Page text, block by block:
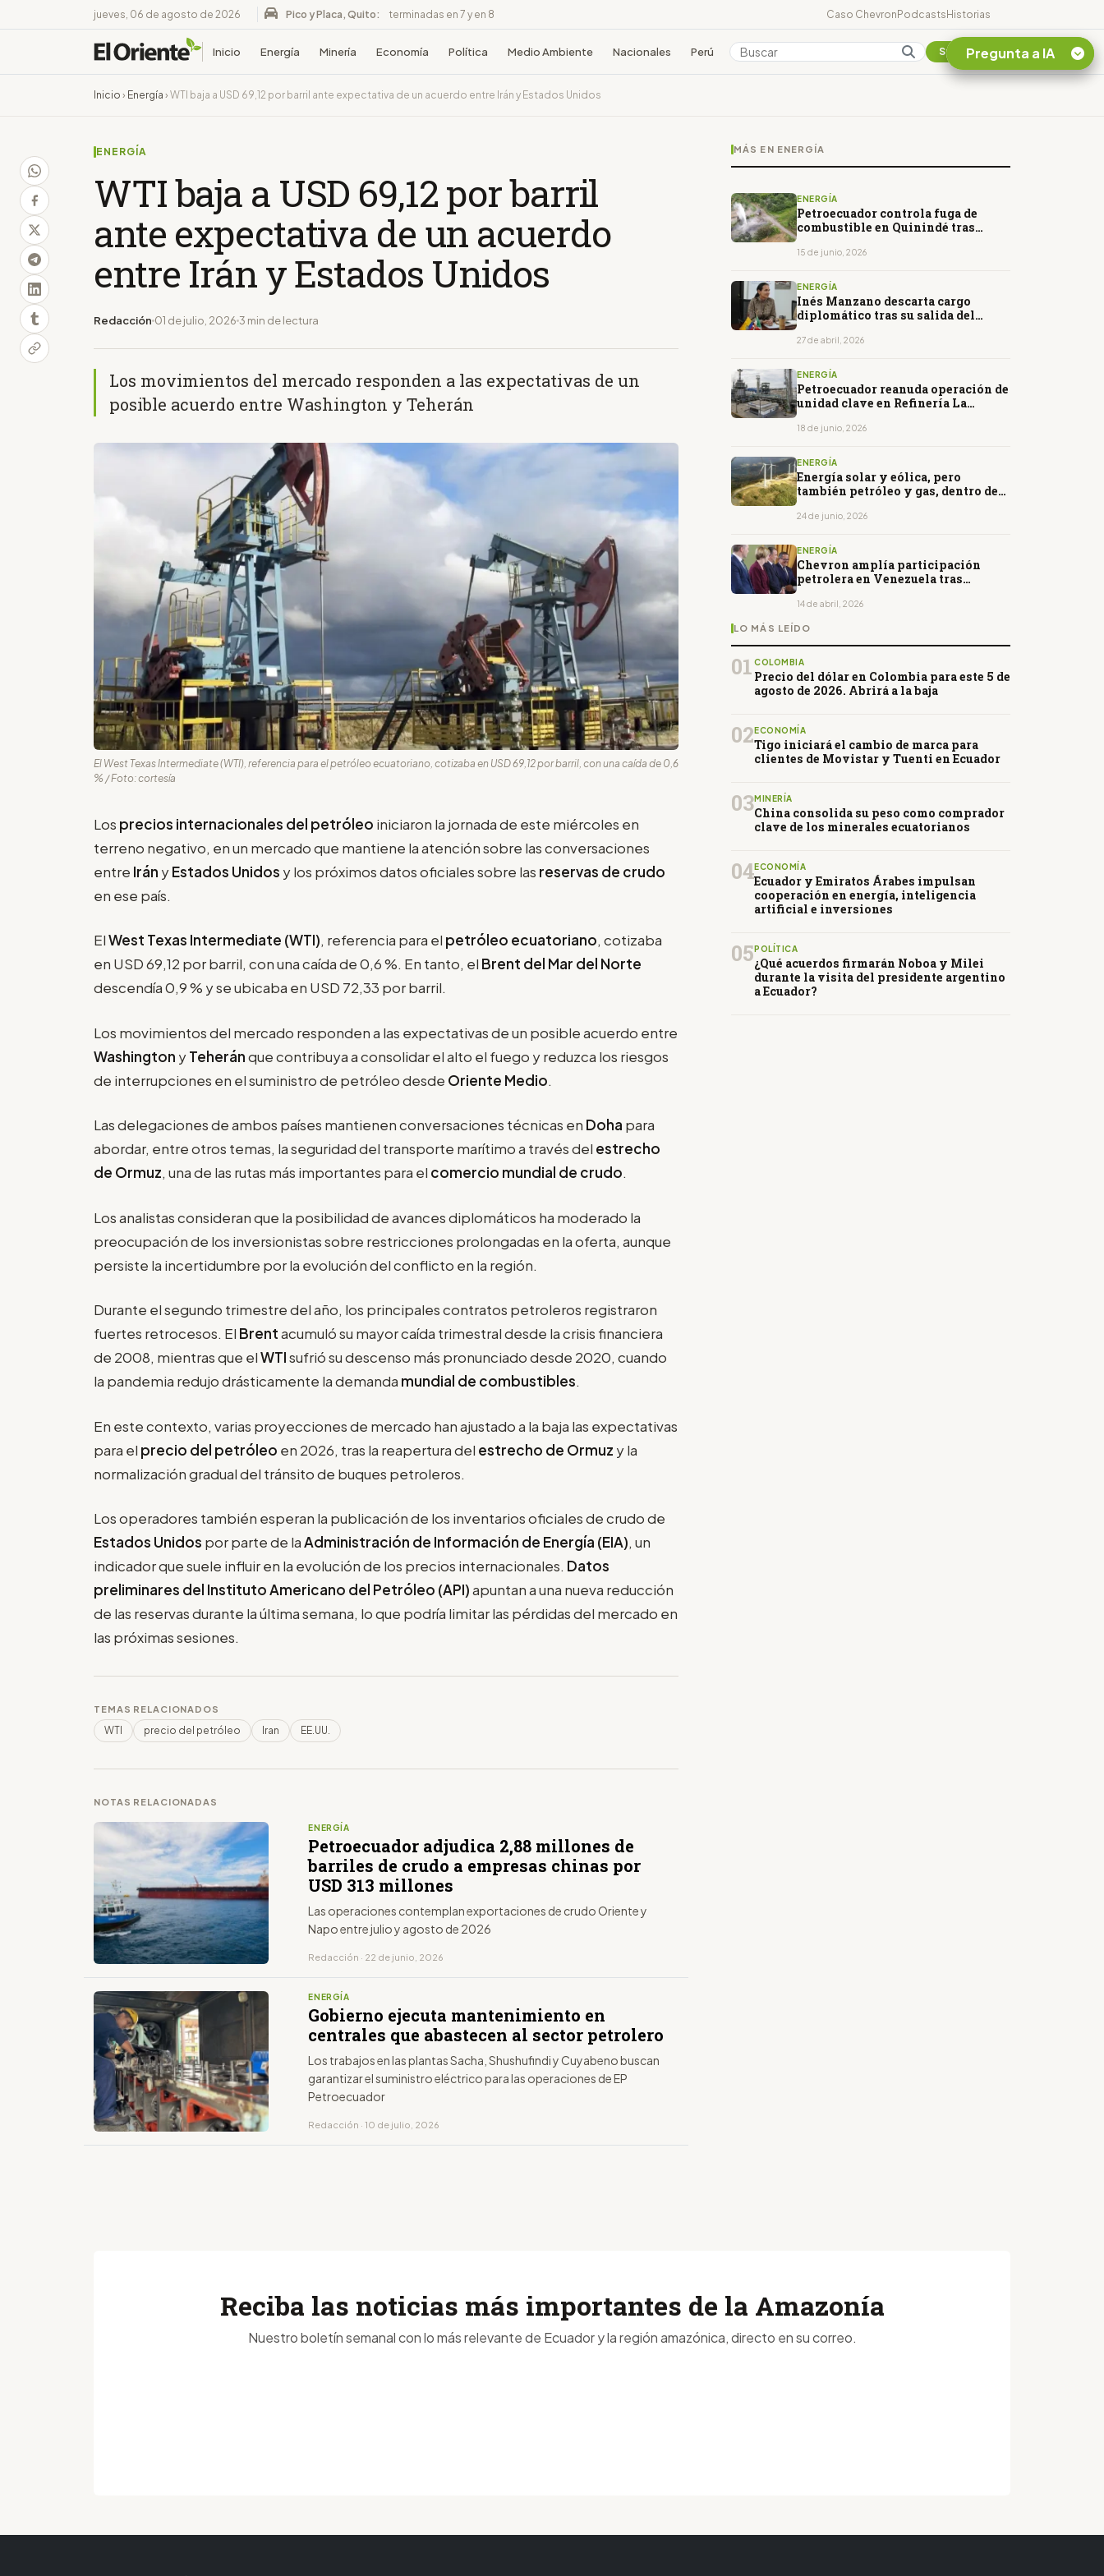
jueves, 06 de agosto de 2026 Pico y Placa, Quito: terminadas en 7 y en 8 Caso ChevronPodcastsHistorias
Inicio Energía Minería Economía Política Medio Ambiente Nacionales Perú Colombia Suscribirse
Inicio › Energía › WTI baja a USD 69,12 por barril ante expectativa de un acuerdo entre Irán y Estados Unidos
ENERGÍA
WTI baja a USD 69,12 por barril
ante expectativa de un acuerdo
entre Irán y Estados Unidos
Redacción 01 de julio, 2026 3 min de lectura
Los movimientos del mercado responden a las expectativas de un
posible acuerdo entre Washington y Teherán
El West Texas Intermediate (WTI), referencia para el petróleo ecuatoriano, cotizaba en USD 69,12 por barril, con una caída de 0,6
% / Foto: cortesía
Los precios internacionales del petróleo iniciaron la jornada de este miércoles en
terreno negativo, en un mercado que mantiene la atención sobre las conversaciones
entre Irán yEstados Unidos y los próximos datos oficiales sobre las reservas de crudo
en ese país.
ElWest Texas Intermediate (WTI), referencia para el petróleo ecuatoriano, cotizaba
en USD 69,12 por barril, con una caída de 0,6 %. En tanto, el Brent del Mar del Norte
descendía 0,9 % y se ubicaba en USD 72,33 por barril.
Los movimientos del mercado responden a las expectativas de un posible acuerdo entre
Washington yTeheránque contribuya a consolidar el alto el fuego y reduzca los riesgos
de interrupciones en el suministro de petróleo desde Oriente Medio.
Las delegaciones de ambos países mantienen conversaciones técnicas en Doha para
abordar, entre otros temas, la seguridad del transporte marítimo a través del estrecho
de Ormuz, una de las rutas más importantes para el comercio mundial de crudo.
Los analistas consideran que la posibilidad de avances diplomáticos ha moderado la
preocupación de los inversionistas sobre restricciones prolongadas en la oferta, aunque
persiste la incertidumbre por la evolución del conflicto en la región.
Durante el segundo trimestre del año, los principales contratos petroleros registraron
fuertes retrocesos. El Brentacumuló su mayor caída trimestral desde la crisis financiera
de 2008, mientras que elWTIsufrió su descenso más pronunciado desde 2020, cuando
la pandemia redujo drásticamente la demanda mundial de combustibles.
En este contexto, varias proyecciones de mercado han ajustado a la baja las expectativas
para el precio del petróleo en 2026, tras la reapertura del estrecho de Ormuz y la
normalización gradual del tránsito de buques petroleros.
Los operadores también esperan la publicación de los inventarios oficiales de crudo de
Estados Unidos por parte de laAdministración de Información de Energía (EIA), un
indicador que suele influir en la evolución de los precios internacionales. Datos
preliminares del Instituto Americano del Petróleo (API)apuntan a una nueva reducción
de las reservas durante la última semana, lo que podría limitar las pérdidas del mercado en
las próximas sesiones.
TEMAS RELACIONADOS
WTI precio del petróleo Iran EE.UU.
NOTAS RELACIONADAS
ENERGÍA
Petroecuador adjudica 2,88 millones de
barriles de crudo a empresas chinas por
USD 313 millones
Las operaciones contemplan exportaciones de crudo Oriente y
Napo entre julio y agosto de 2026
Redacción · 22 de junio, 2026
ENERGÍA
Gobierno ejecuta mantenimiento en
centrales que abastecen al sector petrolero
Los trabajos en las plantas Sacha, Shushufindi y Cuyabeno buscan
garantizar el suministro eléctrico para las operaciones de EP
Petroecuador
Redacción · 10 de julio, 2026
MÁS EN ENERGÍA
ENERGÍA
Petroecuador controla fuga de
combustible en Quinindé tras
15 de junio, 2026
ENERGÍA
Inés Manzano descarta cargo
diplomático tras su salida del
27 de abril, 2026
ENERGÍA
Petroecuador reanuda operación de
unidad clave en Refinería La
18 de junio, 2026
ENERGÍA
Energía solar y eólica, pero
también petróleo y gas, dentro de
Colombia
24 de junio, 2026
ENERGÍA
Chevron amplía participación
petrolera en Venezuela tras
14 de abril, 2026
LO MÁS LEÍDO
01 COLOMBIA
Precio del dólar en Colombia para este 5 de
agosto de 2026. Abrirá a la baja
02 ECONOMÍA
Tigo iniciará el cambio de marca para
clientes de Movistar y Tuenti en Ecuador
03MINERÍA
China consolida su peso como comprador
clave de los minerales ecuatorianos
04ECONOMÍA
Ecuador y Emiratos Árabes impulsan
cooperación en energía, inteligencia
artificial e inversiones
05 POLÍTICA
¿Qué acuerdos firmarán Noboa y Milei
durante la visita del presidente argentino
a Ecuador?
Pregunta a IA
¿En que consiste la
Reciba las noticias más importantes de la Amazonía
Nuestro boletín semanal con lo más relevante de Ecuador y la región amazónica, directo en su correo.